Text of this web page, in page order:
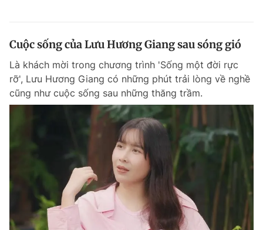
Cuộc sống của Lưu Hương Giang sau sóng gió
Là khách mời trong chương trình 'Sống một đời rực
rỡ', Lưu Hương Giang có những phút trải lòng về nghề
cũng như cuộc sống sau những thăng trầm.